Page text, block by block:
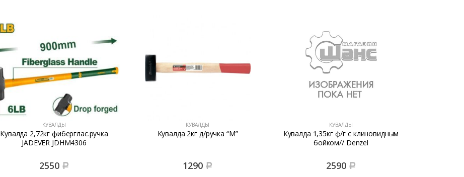
КУВАЛДЫ
Кувалда 2,72кг фиберглас.ручка
JADEVER JDHM4306
2550 Р
КУВАЛДЫ
Кувалда 2кг д/ручка “М”
1290 Р
КУВАЛДЫ
Кувалда 1,35кг ф/г с клиновидным
бойком// Denzel
2590 Р